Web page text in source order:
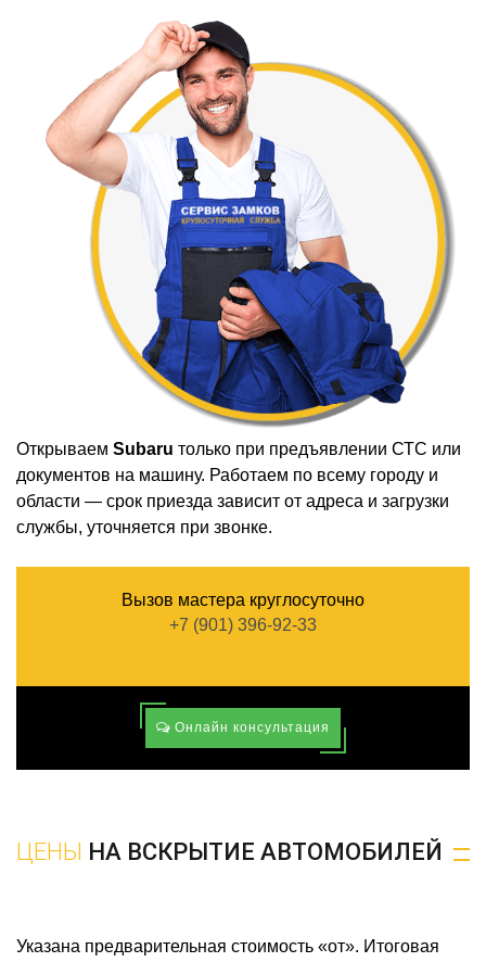
Открываем Subaru только при предъявлении СТС или
документов на машину. Работаем по всему городу и
области — срок приезда зависит от адреса и загрузки
службы, уточняется при звонке.
Вызов мастера круглосуточно
+7 (901) 396-92-33
Онлайн консультация
ЦЕНЫ НА ВСКРЫТИЕ АВТОМОБИЛЕЙ
Указана предварительная стоимость «от». Итоговая